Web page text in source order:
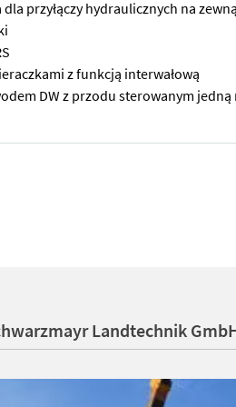
przyłączy hydraulicznych na
z funkcją interwałową
DW z przodu sterowanym jedną
JCB 532060 Agri Super -
Landtechnik